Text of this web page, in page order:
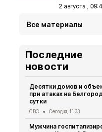
2 августа ,
Все материалы
Последние
новости
Десятки домов и
при атаках на
сутки
СВО Сегодня, 11:33
Мужчина